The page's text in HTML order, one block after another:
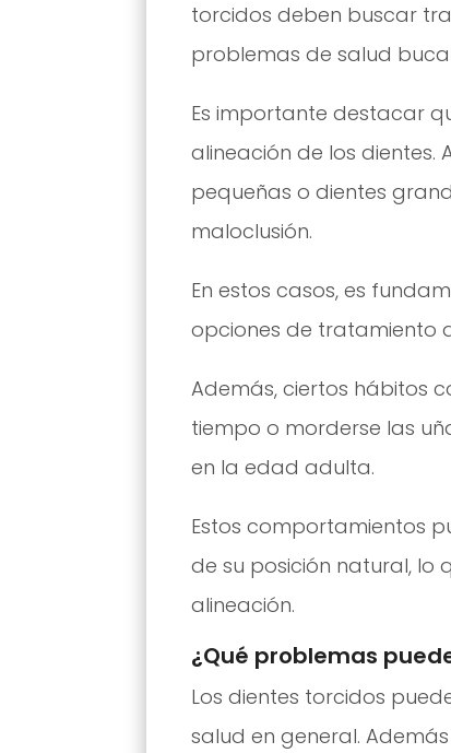
torcidos deben buscar
problemas de salud
Es importante destacar
alineación de los
pequeñas o dientes
maloclusión.
En estos casos, es
opciones de tratamiento
Además, ciertos hábitos
tiempo o morderse las
en la edad adulta.
Estos comportamientos
de su posición natural, lo
alineación.
¿Qué problemas
Los dientes torcidos
salud en general.